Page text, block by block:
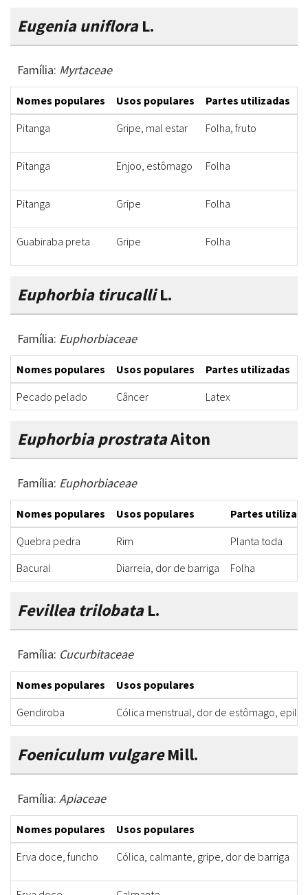
Eugenia unifloraL.
Família: Myrtaceae
Nomes populares Usos populares Partes utilizadas
Pitanga
Gripe, mal estar Folha, fruto
Pitanga Enjoo, estômago Folha
Pitanga Gripe Folha
Guabiraba preta Gripe Folha
Euphorbia tirucalliL.
Família: Euphorbiaceae
Nomes populares Usos populares Partes utilizadas
Pecado pelado
Câncer Latex
Euphorbia prostrataAiton
Família: Euphorbiaceae
Nomes populares Usos populares
Partes
Quebra pedra
Rim
Planta toda
Bacural
Diarreia, dor de barriga Folha
Fevillea trilobataL.
Família: Cucurbitaceae
Nomes populares
Usos populares
Gendiroba
Cólica menstrual, dor de estômago,
Foeniculum vulgareMill.
Família: Apiaceae
Nomes populares Usos populares
Erva doce, funcho
Cólica, calmante, gripe, dor de barriga